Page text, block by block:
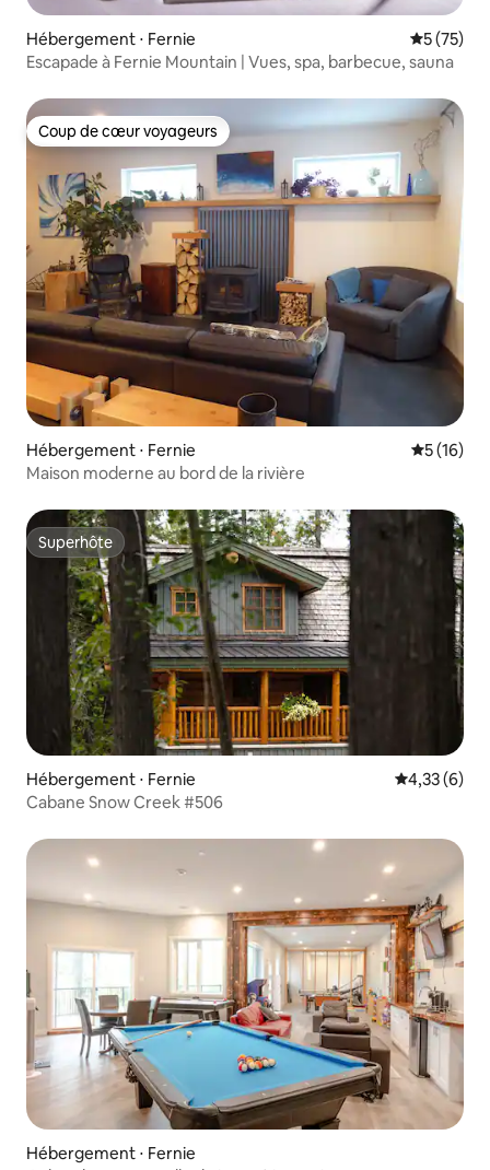
Hébergement ⋅ Fernie
5 (75)
Escapade à Fernie Mountain | Vues, spa, barbecue, sauna
Coup de cœur voyageurs
Coup de cœur voyageurs
Hébergement ⋅ Fernie
5 (16)
Maison moderne au bord de la rivière
Superhôte
Superhôte
Hébergement ⋅ Fernie Évaluation
4,33 (6)
Cabane Snow Creek #506
Hébergement ⋅ Fernie